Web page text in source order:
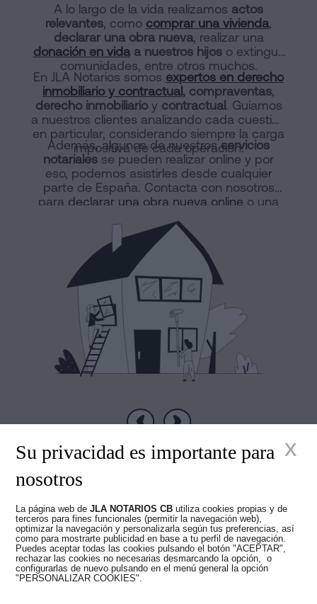
A lo largo de la vida realizamos actos
relevantes , como comprar una vivienda
declarar una obra nueva , realizar una
donación en vida a nuestros hijoso extinguir
comunidades, entre otros muchos.
En JLA Notarios somos expertos en derecho
inmobiliario y contractual, compraventas
derecho inmobiliarioy contractual. Guiamos
a nuestros clientes analizando cada cuestión
en particular, considerando siempre la carga
impositiva de cada operación.
Además, algunos de nuestrosservicios
notariales se pueden realizar online y por
eso, podemos asistirles desde cualquier
parte de España. Contacta con nosotros
para declarar una obra nueva online o una
Nuevos tiempos en
el Notariado
Su privacidad es importante para
nosotros
La página web de JLA NOTARIOS CB utiliza cookies propias y de
terceros para fines funcionales (permitir la navegación web),
optimizar la navegación y personalizarla según tus preferencias, así
como para mostrarte publicidad en base a tu perfil de navegación.
Puedes aceptar todas las cookies pulsando el botón "ACEPTAR",
rechazar las cookies no necesarias desmarcando la opción, o
configurarlas de nuevo pulsando en el menú general la opción
"PERSONALIZAR COOKIES".
x